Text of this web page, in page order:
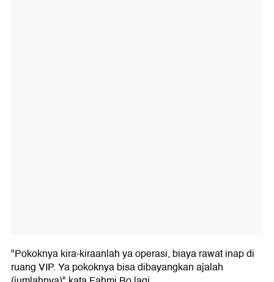
"Pokoknya kira-kiraanlah ya operasi, biaya rawat inap di
ruang VIP. Ya pokoknya bisa dibayangkan ajalah